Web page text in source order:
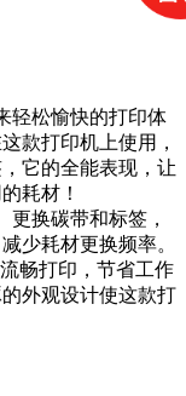
轻松愉快的打印体
款打印机上使用，
它的全能表现，让
耗材！
换碳带和标签，
少耗材更换频率。
畅打印，节省工作
外观设计使这款打